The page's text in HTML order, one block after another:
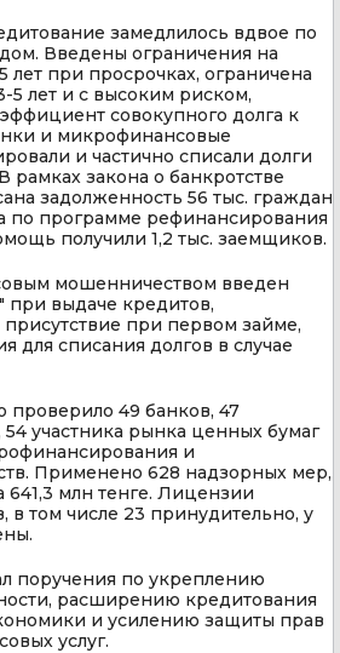
замедлилось вдвое по
Введены ограничения на
лет при просрочках, ограничена
5 лет и с высоким риском,
совокупного долга к
и микрофинансовые
и частично списали долги
рамках закона о банкротстве
задолженность 56 тыс. граждан
по программе рефинансирования
получили 1,2 тыс. заемщиков.
мошенничеством введен
выдаче кредитов,
присутствие при первом займе,
для списания долгов в случае
проверило 49 банков, 47
участника рынка ценных бумаг
и
Применено 628 надзорных мер,
млн тенге. Лицензии
в том числе 23 принудительно, у
поручения по укреплению
расширению кредитования
и усилению защиты прав
услуг.